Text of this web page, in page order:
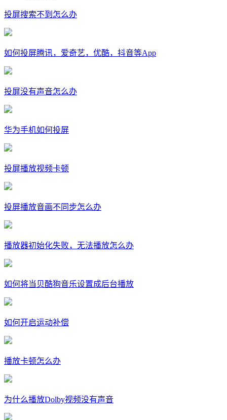
投屏搜索不到怎么办
如何投屏腾讯，爱奇艺，优酷，抖音等App
投屏没有声音怎么办
华为手机如何投屏
投屏播放视频卡顿
投屏播放音画不同步怎么办
播放器初始化失败，无法播放怎么办
如何将当贝酷狗音乐设置成后台播放
如何开启运动补偿
播放卡顿怎么办
为什么播放Dolby视频没有声音